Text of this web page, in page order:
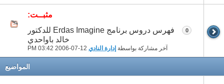
مثبــت:
فهرس دروس برنامج Erdas Imagine للدكتور
خالد باواحدي
آخر مشاركة بواسطة إدارة النادي 03:42 PM
0
المواضيع